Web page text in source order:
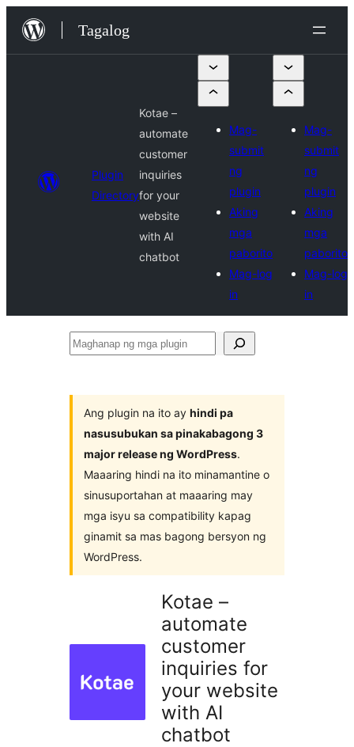
Lumaktaw
patungo
Tagalog
Plugin
Directory
Kotae –
automate
customer
inquiries
for your
website
with AI
chatbot
Mag-
submit
ng
plugin
Aking
mga
paborito
Mag-log
in
Mag-
submit
ng
plugin
Aking
mga
paborito
Mag-log
in
Maghanap
plugin
Ang plugin na ito ay hindi pa
nasusubukan sa pinakabagong 3
major release ng WordPress.
Maaaring hindi na ito minamantine o
sinusuportahan at maaaring may
mga isyu sa compatibility kapag
ginamit sa mas bagong bersyon ng
WordPress.
Kotae –
automate
customer
inquiries for
your website
with AI
chatbot